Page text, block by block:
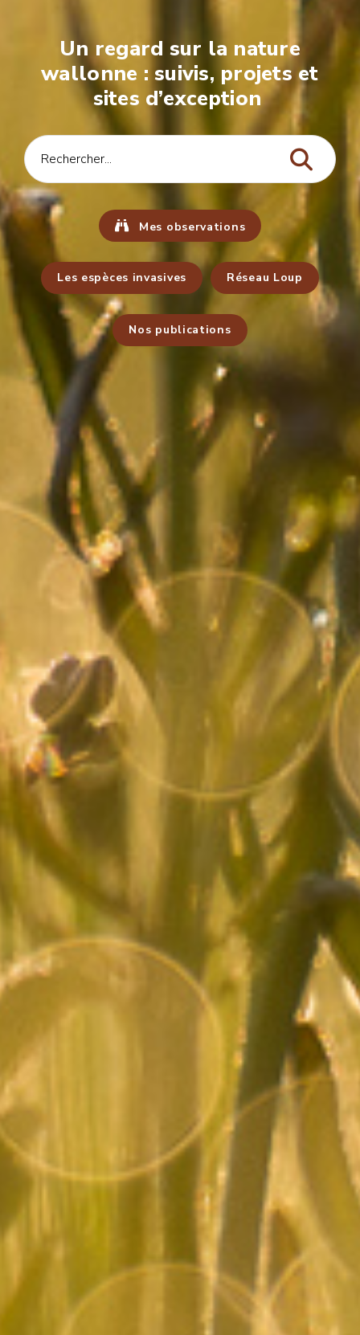
Un regard sur la nature
wallonne : suivis, projets et
sites d’exception
Mes observations
Les espèces invasives Réseau Loup
Nos publications